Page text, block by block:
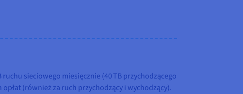
sieciowego miesięcznie (40 TB przychodzącego
(również za ruch przychodzący i wychodzący).